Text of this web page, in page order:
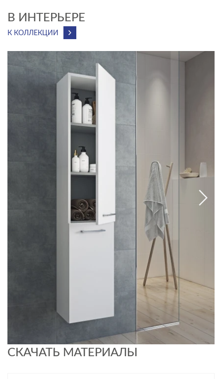
В ИНТЕРЬЕРЕ
К КОЛЛЕКЦИИ
СКАЧАТЬ МАТЕРИАЛЫ